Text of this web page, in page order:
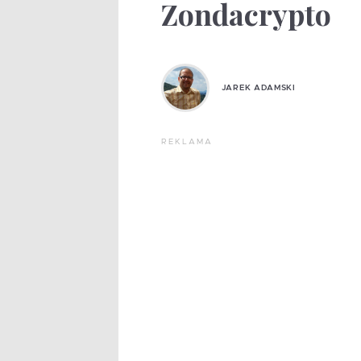
Zondacrypto
JAREK ADAMSKI
REKLAMA